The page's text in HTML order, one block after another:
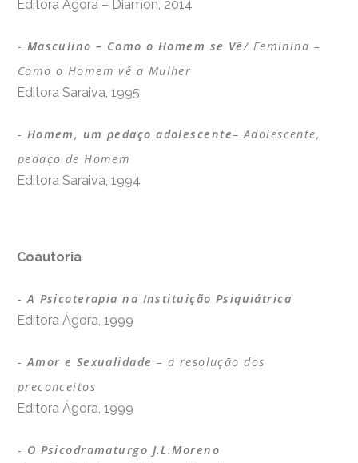
Editora Ágora – Diamon, 2014
Masculino – Como o Homem se Vê/ Feminina –
Como o Homem vê a Mulher
Editora Saraiva, 1995
Homem, um pedaço adolescente– Adolescente,
pedaço de Homem
Editora Saraiva, 1994
Coautoria
A Psicoterapia na Instituição Psiquiátrica
Editora Ágora, 1999
Amor e Sexualidade – a resolução dos
preconceitos
Editora Ágora, 1999
O Psicodramaturgo J.L.Moreno